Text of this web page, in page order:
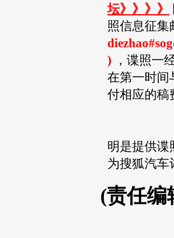
坛》》》》
照信息征集
) ，谍照一
在第一时间
付相应的稿
明是提供谍
为搜狐汽车
(责任编